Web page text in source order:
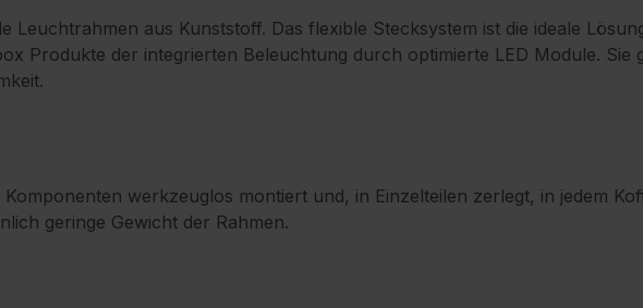
Leuchtrahmen aus Kunststoff. Das flexible Stecksystem ist die ideale
Produkte der integrierten Beleuchtung durch optimierte LED Module.
werkzeuglos montiert und, in Einzelteilen zerlegt, in jedem
geringe Gewicht der Rahmen.